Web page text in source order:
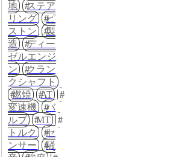
地
ステア
リング
ピ
ストン
製
造
ディー
ゼルエンジ
ン
クラン
クシャフト
燃焼
AT
変速機
バ
ルブ
MT
トルク
セ
ンサー
騒